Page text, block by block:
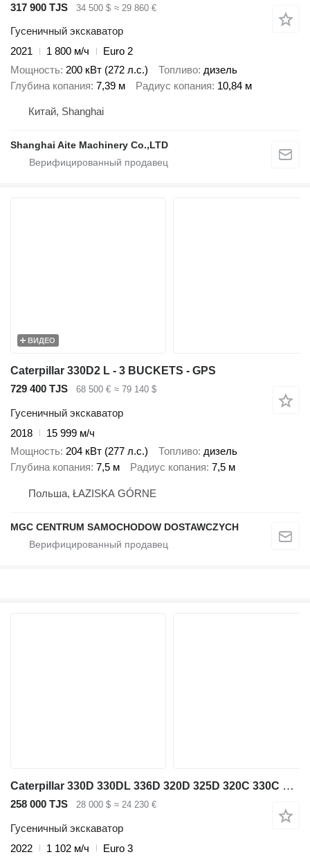
317 900 TJS
34 500 $ ≈ 29 860 €
Гусеничный экскаватор
2021
1 800 м/ч
Euro 2
Мощность 200 кВт (272 л.с.) Топливо дизель
Глубина копания 7,39 м Радиус копания 10,84 м
Китай, Shanghai
Shanghai Aite Machinery Co.,LTD
ВИДЕО
Caterpillar 330D2 L - 3 BUCKETS - GPS
729 400 TJS
68 500 € ≈ 79 140 $
Гусеничный экскаватор
2018
15 999 м/ч
Мощность 204 кВт (277 л.с.) Топливо дизель
Глубина копания 7,5 м Радиус копания 7,5 м
Польша, ŁAZISKA GÓRNE
MGC CENTRUM SAMOCHODOW DOSTAWCZYCH
Caterpillar 330D 330DL 336D 320D 325D 320C 330C 320B 330B
258 000 TJS 28 000 $ ≈ 24 230 €
Гусеничный экскаватор
2022
1 102 м/ч Euro 3